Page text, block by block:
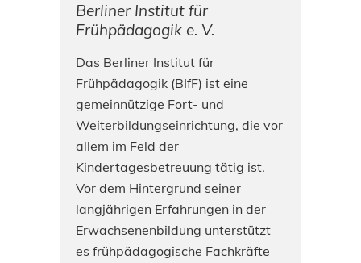
Berliner Institut für
Frühpädagogik e. V.
Das Berliner Institut für
Frühpädagogik (BIfF) ist eine
gemeinnützige Fort- und
Weiterbildungseinrichtung, die vor
allem im Feld der
Kindertagesbetreuung tätig ist.
Vor dem Hintergrund seiner
langjährigen Erfahrungen in der
Erwachsenenbildung unterstützt
es frühpädagogische Fachkräfte